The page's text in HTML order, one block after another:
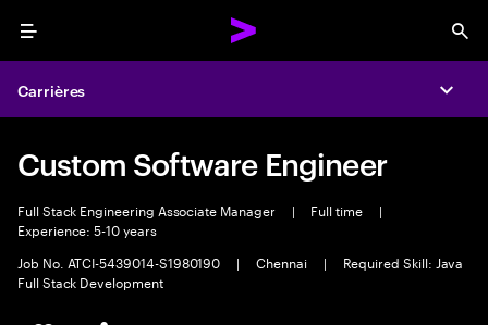
Menu
Carrières
Custom Software Engineer
Full Stack Engineering Associate Manager | Full time
|
Experience: 5-10 years
Job No. ATCI-5439014-S1980190
| Chennai |
Required Skill: Java
Full Stack Development